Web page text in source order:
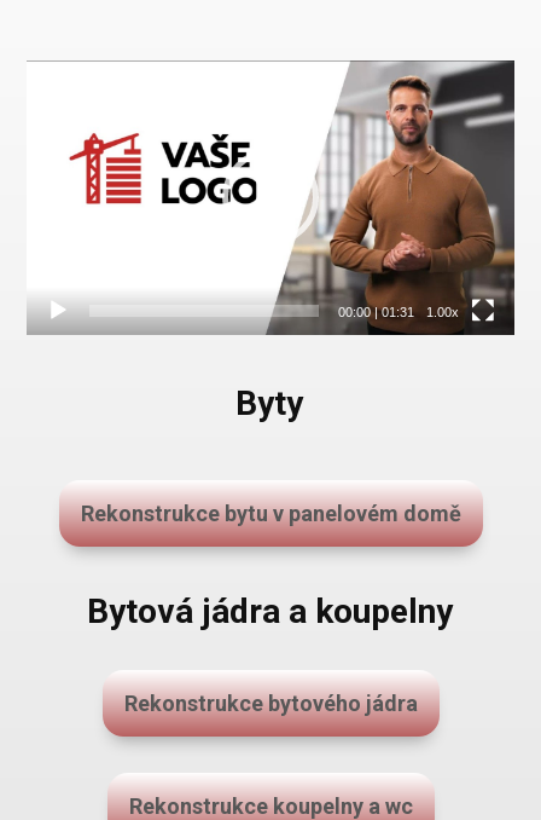
00:00|01:31 1.00x
Byty
Rekonstrukce bytu v panelovém domě
Bytová jádra a koupelny
Rekonstrukce bytového jádra
Rekonstrukce koupelny a wc